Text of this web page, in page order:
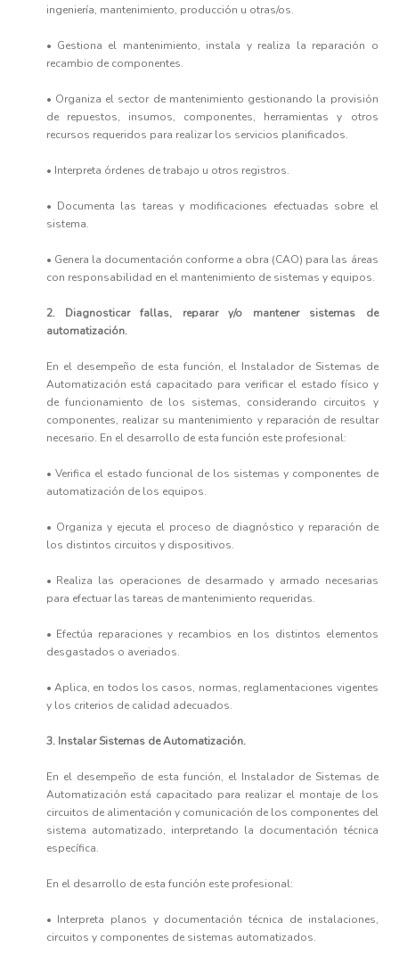
ingeniería, mantenimiento, producción u otras/os.
• Gestiona el mantenimiento, instala y realiza la reparación o
recambio de componentes.
• Organiza el sector de mantenimiento gestionando la provisión
de repuestos, insumos, componentes, herramientas y otros
recursos requeridos para realizar los servicios planificados.
• Interpreta órdenes de trabajo u otros registros.
• Documenta las tareas y modificaciones efectuadas sobre el
sistema.
• Genera la documentación conforme a obra (CAO) para las áreas
con responsabilidad en el mantenimiento de sistemas y equipos.
2. Diagnosticar fallas, reparar y/o mantener sistemas de
automatización.
En el desempeño de esta función, el Instalador de Sistemas de
Automatización está capacitado para verificar el estado físico y
de funcionamiento de los sistemas, considerando circuitos y
componentes, realizar su mantenimiento y reparación de resultar
necesario. En el desarrollo de esta función este profesional:
• Verifica el estado funcional de los sistemas y componentes de
automatización de los equipos.
• Organiza y ejecuta el proceso de diagnóstico y reparación de
los distintos circuitos y dispositivos.
• Realiza las operaciones de desarmado y armado necesarias
para efectuar las tareas de mantenimiento requeridas.
• Efectúa reparaciones y recambios en los distintos elementos
desgastados o averiados.
• Aplica, en todos los casos, normas, reglamentaciones vigentes
y los criterios de calidad adecuados.
3. Instalar Sistemas de Automatización.
En el desempeño de esta función, el Instalador de Sistemas de
Automatización está capacitado para realizar el montaje de los
circuitos de alimentación y comunicación de los componentes del
sistema automatizado, interpretando la documentación técnica
específica.
En el desarrollo de esta función este profesional:
• Interpreta planos y documentación técnica de instalaciones,
circuitos y componentes de sistemas automatizados.